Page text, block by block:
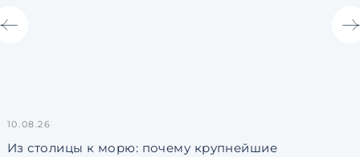
10.08.26
Из столицы к морю: почему крупнейшие